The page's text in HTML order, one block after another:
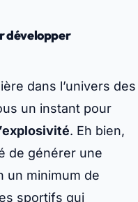
développer
dans l’univers des
un instant pour
. Eh bien,
de générer une
un minimum de
sportifs qui